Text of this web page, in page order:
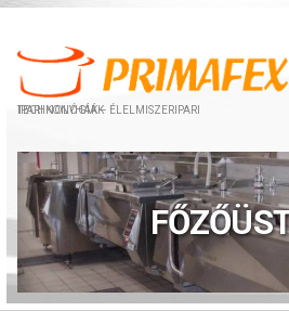
IPARI KONYHÁK – ÉLELMISZERIPARI TECHNOLÓGIÁK